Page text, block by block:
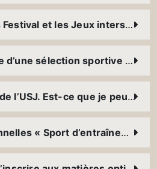
Le Beirut Unisports Festival et les Jeux interscolaires de l’USJ ; comment vivre l’expérience ?
Faut-il être membre d’une sélection sportive pour participer au « Beach University Games » ?
Je suis diplômé(e) de l’USJ. Est-ce que je peux toujours pratiquer mon sport à l’USJ ?
Les matières optionnelles « Sport d’entraînements » du Service du sport ; il s’agit de cours à 100% pratiques ou il y a de la théorie ?